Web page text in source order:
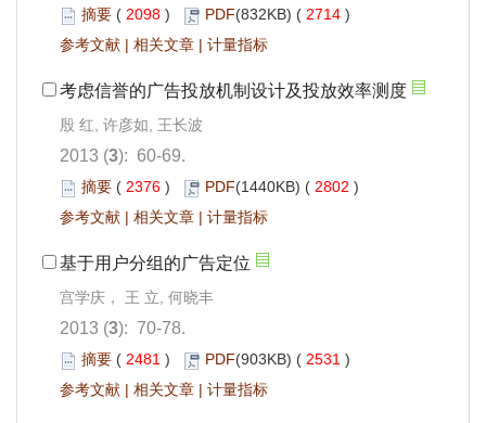
摘要 ( 2098 ) PDF(832KB) ( 2714 )
参考文献 | 相关文章 | 计量指标
考虑信誉的广告投放机制设计及投放效率测度
殷 红, 许彦如, 王长波
2013 (3): 60-69.
摘要 ( 2376 ) PDF(1440KB) ( 2802 )
参考文献 | 相关文章 | 计量指标
基于用户分组的广告定位
宫学庆， 王 立, 何晓丰
2013 (3): 70-78.
摘要 ( 2481 ) PDF(903KB) ( 2531 )
参考文献 | 相关文章 | 计量指标